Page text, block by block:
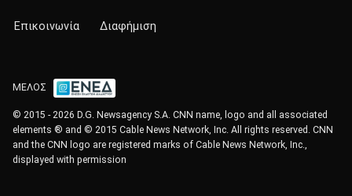
Επικοινωνία Διαφήμιση
ΜΕΛΟΣ
© 2015 - 2026 D.G. Newsagency S.A. CNN name, logo and all associated
elements ® and © 2015 Cable News Network, Inc. All rights reserved. CNN
and the CNN logo are registered marks of Cable News Network, Inc.,
displayed with permission